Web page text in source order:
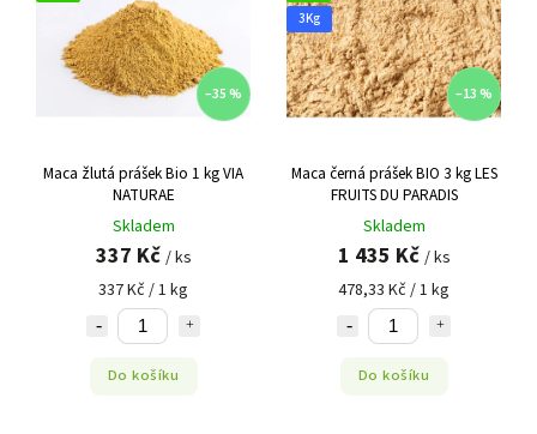
–35 %
Maca žlutá prášek Bio 1 kg VIA
NATURAE
Skladem
337 Kč / ks
337 Kč / 1 kg
Do košíku
3Kg
–13 %
Maca černá prášek BIO 3 kg LES
FRUITS DU PARADIS
Skladem
1 435 Kč / ks
478,33 Kč / 1 kg
Do košíku